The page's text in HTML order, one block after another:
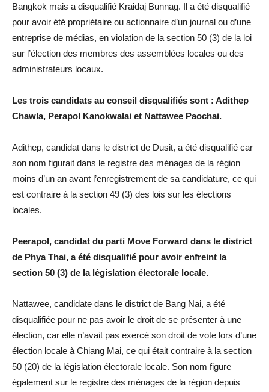
Bangkok mais a disqualifié Kraidaj Bunnag. Il a été disqualifié
pour avoir été propriétaire ou actionnaire d’un journal ou d’une
entreprise de médias, en violation de la section 50 (3) de la loi
sur l’élection des membres des assemblées locales ou des
administrateurs locaux.
Les trois candidats au conseil disqualifiés sont : Adithep
Chawla, Perapol Kanokwalai et Nattawee Paochai.
Adithep, candidat dans le district de Dusit, a été disqualifié car
son nom figurait dans le registre des ménages de la région
moins d’un an avant l’enregistrement de sa candidature, ce qui
est contraire à la section 49 (3) des lois sur les élections
locales.
Peerapol, candidat du parti Move Forward dans le district
de Phya Thai, a été disqualifié pour avoir enfreint la
section 50 (3) de la législation électorale locale.
Nattawee, candidate dans le district de Bang Nai, a été
disqualifiée pour ne pas avoir le droit de se présenter à une
élection, car elle n’avait pas exercé son droit de vote lors d’une
élection locale à Chiang Mai, ce qui était contraire à la section
50 (20) de la législation électorale locale. Son nom figure
également sur le registre des ménages de la région depuis